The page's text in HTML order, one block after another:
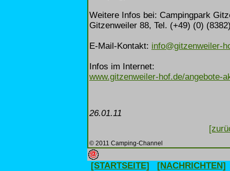
Weitere Infos bei: Campingpark
Gitzenweiler 88, Tel. (+49) (0)
E-Mail-Kontakt: info@gitzenweiler-
Infos im Internet:
www.gitzenweiler-hof.de/angebote-
26.01.11
© 2011 Camping-Channel
[STARTSEITE] [NACHRICHTEN]